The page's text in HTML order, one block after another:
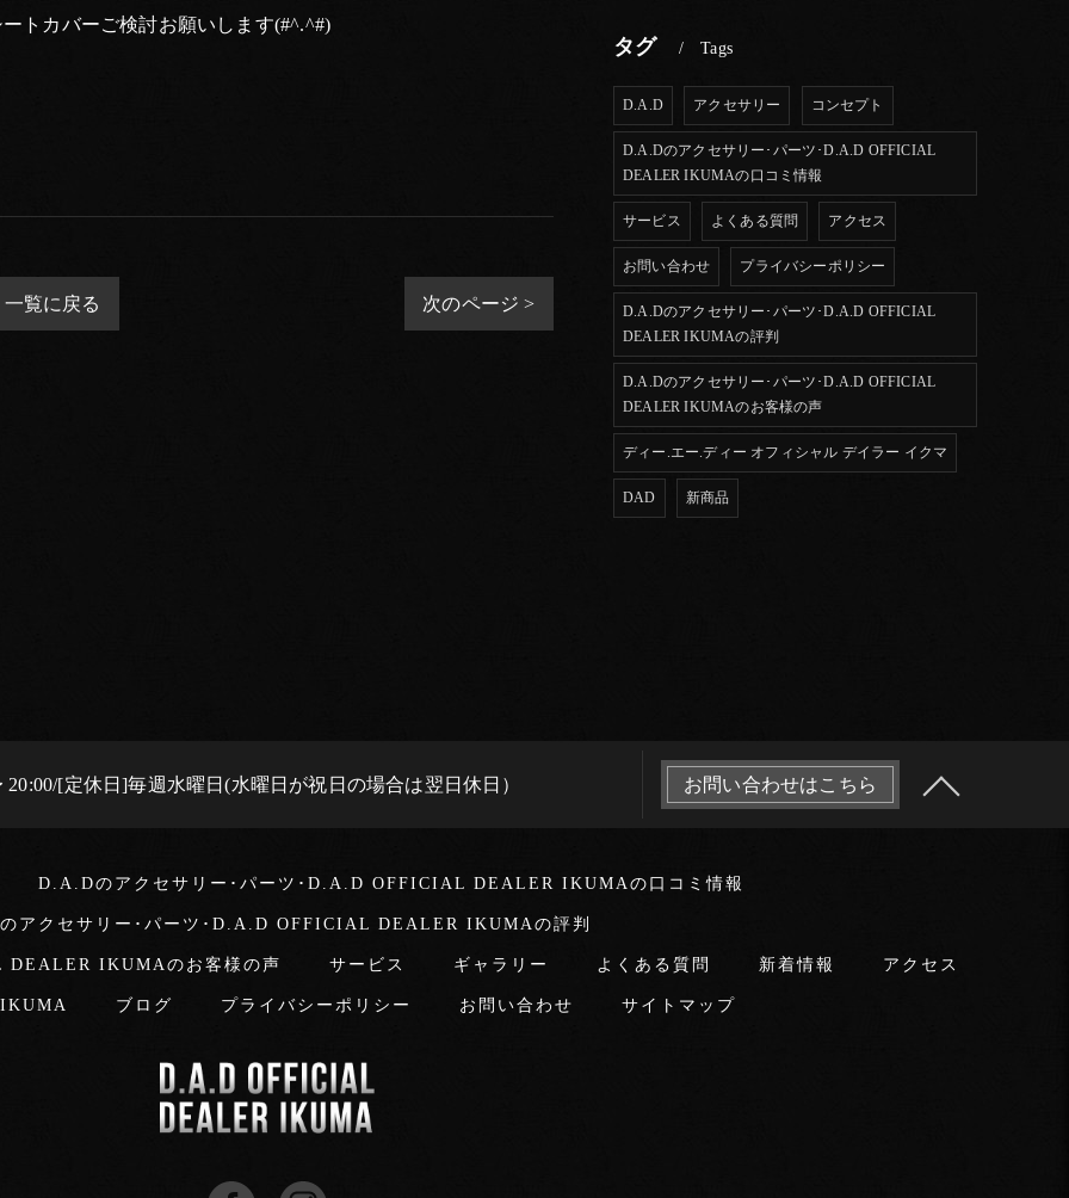
ートカバーご検討お願いします(#^.^#)
一覧に戻る 次のページ >
タグ Tags
D.A.D アクセサリー コンセプト
D.A.Dのアクセサリー･パーツ･D.A.D OFFICIAL
DEALER IKUMAの口コミ情報
サービス よくある質問 アクセス
お問い合わせ プライバシーポリシー
D.A.Dのアクセサリー･パーツ･D.A.D OFFICIAL
DEALER IKUMAの評判
D.A.Dのアクセサリー･パーツ･D.A.D OFFICIAL
DEALER IKUMAのお客様の声
ディー.エー.ディー オフィシャル デイラー イクマ
DAD 新商品
20:00/[定休日]毎週水曜日(水曜日が祝日の場合は翌日休日） お問い合わせはこちら
D.A.Dのアクセサリー･パーツ･D.A.D OFFICIAL DEALER IKUMAの口コミ情報
アクセサリー･パーツ･D.A.D OFFICIAL DEALER IKUMAの評判
IKUMAのお客様の声 サービス ギャラリー よくある質問 新着情報 アクセス
ブログ プライバシーポリシー お問い合わせ サイトマップ